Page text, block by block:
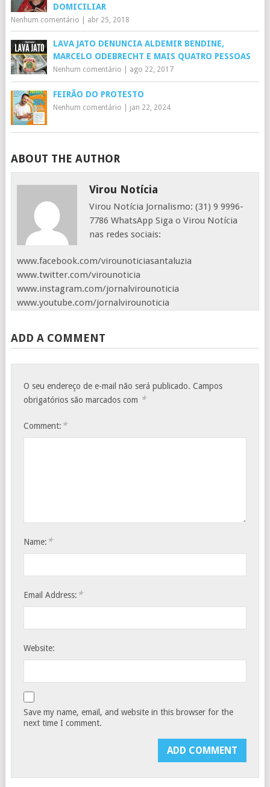
DOMICILIAR
Nenhum comentário abr 25, 2018
LAVA JATO DENUNCIA ALDEMIR BENDINE,
MARCELO ODEBRECHT E MAIS QUATRO PESSOAS
Nenhum comentário ago 22, 2017
FEIRÃO DO PROTESTO
Nenhum comentário jan 22, 2024
ABOUT THE AUTHOR
Virou Notícia
Virou Notícia Jornalismo: (31) 9 9996-
7786 WhatsApp Siga o Virou Notícia
nas redes sociais:
www.facebook.com/virounoticiasantaluzia
www.twitter.com/virounoticia
www.instagram.com/jornalvirounoticia
www.youtube.com/jornalvirounoticia
ADD A COMMENT
O seu endereço de e-mail não será publicado. Campos
obrigatórios são marcados com *
Comment: *
Name: *
Email Address: *
Website:
Save my name, email, and website in this browser for the
next time I comment.